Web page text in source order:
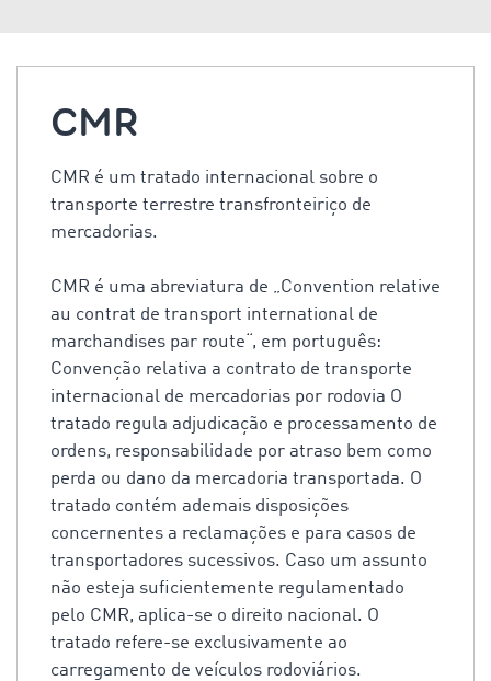
CMR
CMR é um tratado internacional sobre o
transporte terrestre transfronteiriço de
mercadorias.
CMR é uma abreviatura de „Convention relative
au contrat de transport international de
marchandises par route“, em português:
Convenção relativa a contrato de transporte
internacional de mercadorias por rodovia O
tratado regula adjudicação e processamento de
ordens, responsabilidade por atraso bem como
perda ou dano da mercadoria transportada. O
tratado contém ademais disposições
concernentes a reclamações e para casos de
transportadores sucessivos. Caso um assunto
não esteja suficientemente regulamentado
pelo CMR, aplica-se o direito nacional. O
tratado refere-se exclusivamente ao
carregamento de veículos rodoviários.